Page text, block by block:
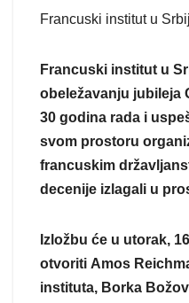
Francuski institut u
Francuski institut u
obeležavanju jubileja
30 godina rada i
svom prostoru
francuskim
decenije izlagali u
Izložbu će u utorak,
otvoriti Amos
instituta, Borka